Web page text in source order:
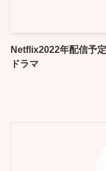
Netflix2022年配信予
ドラマ